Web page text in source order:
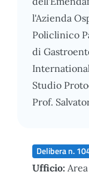
l'Azienda
Policlinico
di
Studio
Prof.
Delibera n.
Ufficio: